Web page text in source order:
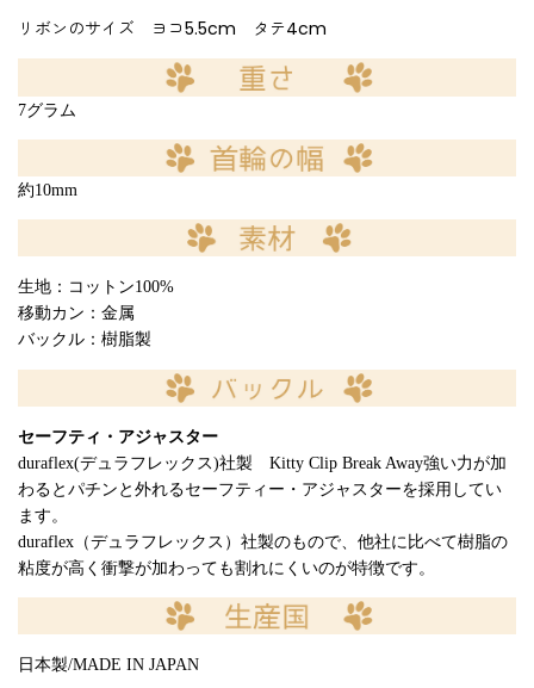
リボンのサイズ ヨコ5.5cm タテ4cm
7グラム
約10mm
生地：コットン100%
移動カン：金属
バックル：樹脂製
セーフティ・アジャスター
duraflex(デュラフレックス)社製 Kitty Clip Break Away強い力が加
わるとパチンと外れるセーフティー・アジャスターを採用してい
ます。
duraflex（デュラフレックス）社製のもので、他社に比べて樹脂の
粘度が高く衝撃が加わっても割れにくいのが特徴です。
日本製/MADE IN JAPAN